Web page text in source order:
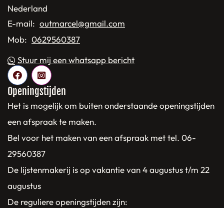
Nederland
E-mail: outmarcel@gmail.com
Mob: 0629560387
Stuur mij een whatsapp bericht
Openingstijden
Het is mogelijk om buiten onderstaande openingstijden
een afspraak te maken.
Bel voor het maken van een afspraak met tel. 06-
29560387
De lijstenmakerij is op vakantie van 4 augustus t/m 22
augustus
De reguliere openingstijden zijn: